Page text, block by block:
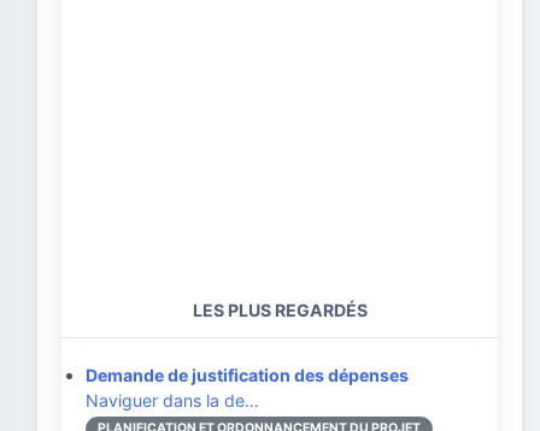
LES PLUS REGARDÉS
Demande de justification des dépenses
Naviguer dans la de…